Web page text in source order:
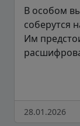
В особом
соберутся
Им
28.01.2026